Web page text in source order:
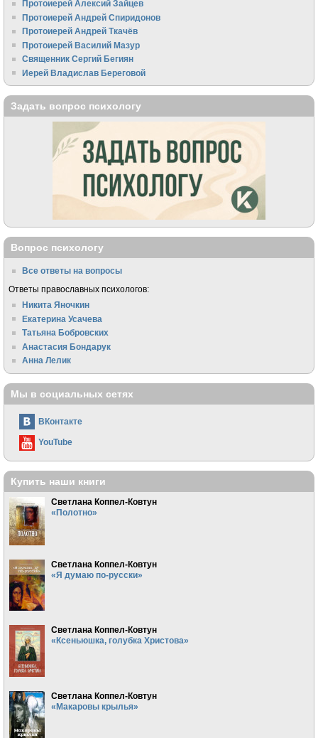
Протоиерей Алексий Зайцев
Протоиерей Андрей Спиридонов
Протоиерей Андрей Ткачёв
Протоиерей Василий Мазур
Священник Сергий Бегиян
Иерей Владислав Береговой
Задать вопрос психологу
Вопрос психологу
Все ответы на вопросы
Ответы православных психологов:
Никита Яночкин
Екатерина Усачева
Татьяна Бобровских
Анастасия Бондарук
Анна Лелик
Мы в социальных сетях
ВКонтакте
YouTube
Купить наши книги
Светлана Коппел-Ковтун
«Полотно»
Светлана Коппел-Ковтун
«Я думаю по-русски»
Светлана Коппел-Ковтун
«Ксеньюшка, голубка Христова»
Светлана Коппел-Ковтун
«Макаровы крылья»